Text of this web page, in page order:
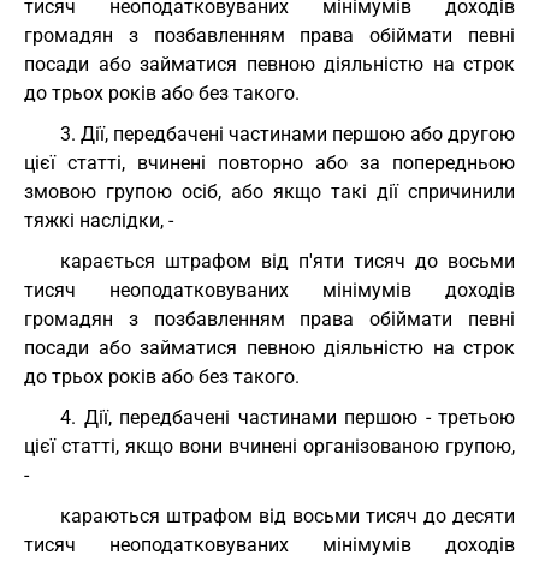
тисяч неоподатковуваних мінімумів доходів
громадян з позбавленням права обіймати певні
посади або займатися певною діяльністю на строк
до трьох років або без такого.
3. Дії, передбачені частинами першою або другою
цієї статті, вчинені повторно або за попередньою
змовою групою осіб, або якщо такі дії спричинили
тяжкі наслідки, -
карається штрафом від п'яти тисяч до восьми
тисяч неоподатковуваних мінімумів доходів
громадян з позбавленням права обіймати певні
посади або займатися певною діяльністю на строк
до трьох років або без такого.
4. Дії, передбачені частинами першою - третьою
цієї статті, якщо вони вчинені організованою групою,
-
караються штрафом від восьми тисяч до десяти
тисяч неоподатковуваних мінімумів доходів